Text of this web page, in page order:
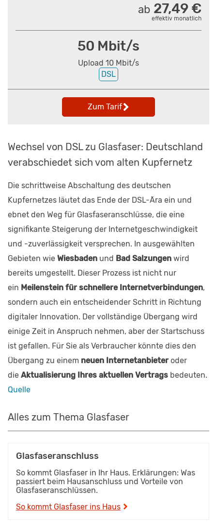
ab 27,49 €
effektiv monatlich
50 Mbit/s
Upload 10 Mbit/s
DSL
Zum Tarif
Wechsel von DSL zu Glasfaser: Deutschland
verabschiedet sich vom alten Kupfernetz
Die schrittweise Abschaltung des deutschen
Kupfernetzes läutet das Ende der DSL-Ära ein und
ebnet den Weg für Glasfaseranschlüsse, die eine
signifikante Steigerung der Internetgeschwindigkeit
und -zuverlässigkeit versprechen. In ausgewählten
Gebieten wie Wiesbaden und Bad Salzungen wird
bereits umgestellt. Dieser Prozess ist nicht nur
ein Meilenstein für schnellere Internetverbindungen,
sondern auch ein entscheidender Schritt in Richtung
digitaler Innovation. Der vollständige Übergang wird
einige Zeit in Anspruch nehmen, aber der Startschuss
ist gefallen. Für Sie als Verbraucher könnte dies den
Übergang zu einem neuen Internetanbieteroder
die Aktualisierung Ihres aktuellen Vertrags bedeuten.
Quelle
Alles zum Thema Glasfaser
Glasfaseranschluss
So kommt Glasfaser in Ihr Haus. Erklärungen: Was
passiert beim Hausanschluss und Vorteile von
Glasfaseranschlüssen.
So kommt Glasfaser ins Haus